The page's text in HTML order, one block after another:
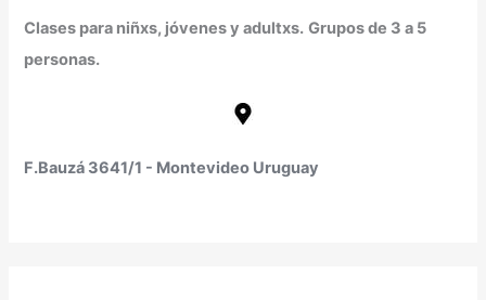
Clases para niñxs, jóvenes y adultxs. Grupos de 3 a 5
personas.
F.Bauzá 3641/1 - Montevideo Uruguay